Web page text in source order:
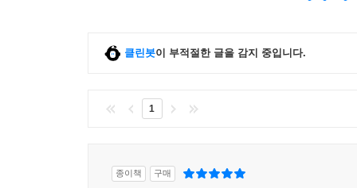
클린봇이 부적절한 글을 감지 중입니다.
1
종이책 구매